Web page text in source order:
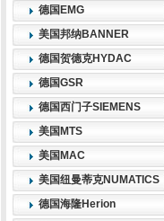
德国EMG
美国邦纳BANNER
德国贺德克HYDAC
德国GSR
德国西门子SIEMENS
美国MTS
美国MAC
美国纽曼蒂克NUMATICS
德国海隆Herion